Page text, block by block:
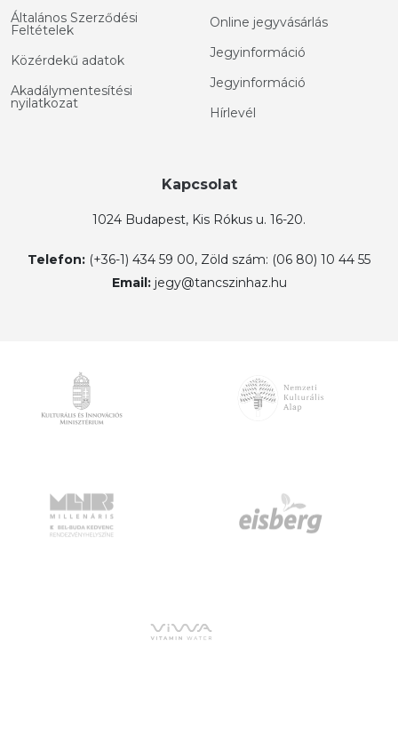
Általános Szerződési
Feltételek
Közérdekű adatok
Akadálymentesítési
nyilatkozat
Online jegyvásárlás
Jegyinformáció
Jegyinformáció
Hírlevél
Kapcsolat
1024 Budapest, Kis Rókus u. 16-20.
Telefon: (+36-1) 434 59 00, Zöld szám: (06 80) 10 44 55
Email: jegy@tancszinhaz.hu